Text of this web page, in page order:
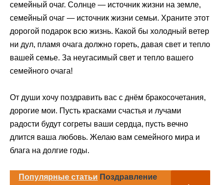
семейный очаг. Солнце — источник жизни на земле,
семейный очаг — источник жизни семьи. Храните этот
дорогой подарок всю жизнь. Какой бы холодный ветер
ни дул, пламя очага должно гореть, давая свет и тепло
вашей семье. За неугасимый свет и тепло вашего
семейного очага!
От души хочу поздравить вас с днём бракосочетания,
дорогие мои. Пусть красками счастья и лучами
радости будут согреты ваши сердца, пусть вечно
длится ваша любовь. Желаю вам семейного мира и
блага на долгие годы.
Популярные статьи Поздравление